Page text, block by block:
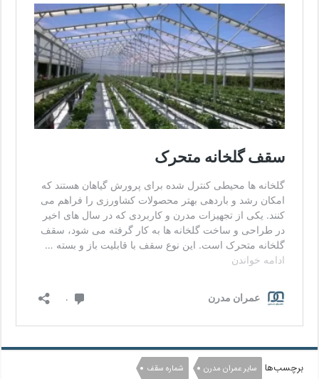
برچسب‌ها سایر عمران مدرن شماره سقف